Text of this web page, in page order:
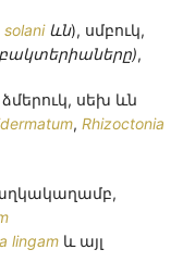
ևն), սմբուկ,
),
սեխ ևն
, Rhizoctonia
lingam և այլ